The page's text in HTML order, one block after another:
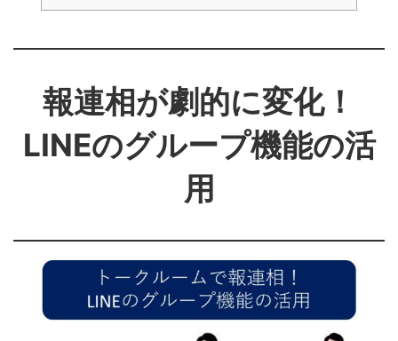
報連相が劇的に変化！
LINEのグループ機能の活
用